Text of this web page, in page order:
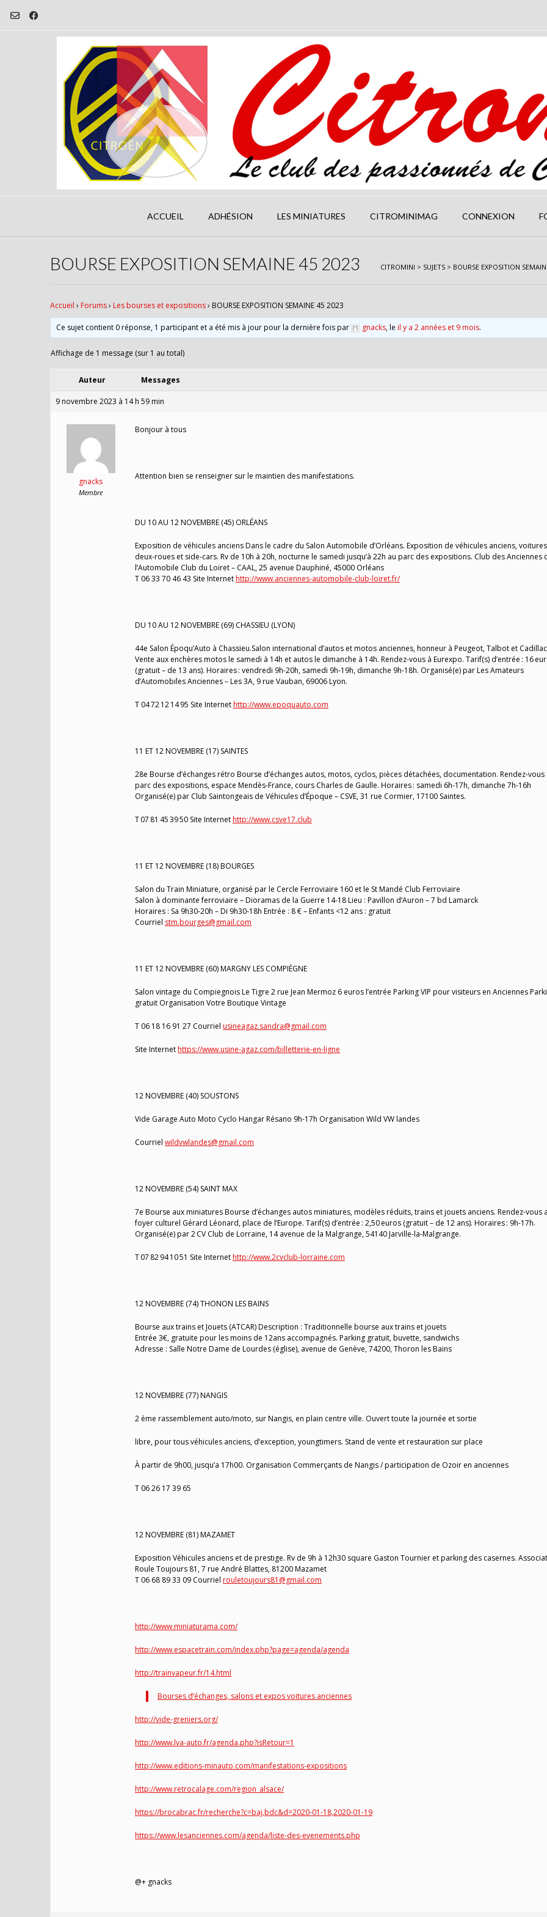
ACCUEIL ADHÉSION LES MINIATURES CITROMINIMAG CONNEXION
BOURSE EXPOSITION SEMAINE 45 2023 CITROMINI > SUJETS > BOURSE EXPOSITION
Accueil › Forums› Les bourses et expositions› BOURSE EXPOSITION SEMAINE 45 2023
Ce sujet contient 0 réponse, 1 participant et a été mis à jour pour la dernière fois par gnacks, leil y a 2 années et 9 mois.
Affichage de 1 message (sur 1 au total)
Auteur Messages
9 novembre 2023 à 14 h 59 min
gnacks
Membre
Bonjour à tous
Attention bien se renseigner sur le maintien des manifestations.
DU 10 AU 12 NOVEMBRE (45) ORLÉANS
Exposition de véhicules anciens Dans le cadre du Salon Automobile d’Orléans. Exposition de véhicules anciens,
deux-roues et side-cars. Rv de 10h à 20h, nocturne le samedi jusqu’à 22h au parc des expositions. Club des Anciennes
l’Automobile Club du Loiret – CAAL, 25 avenue Dauphiné, 45000 Orléans
T 06 33 70 46 43 Site Internethttp://www.anciennes-automobile-club-loiret.fr/
DU 10 AU 12 NOVEMBRE (69) CHASSIEU (LYON)
44e Salon Époqu’Auto à Chassieu.Salon international d’autos et motos anciennes, honneur à Peugeot, Talbot et
Vente aux enchères motos le samedi à 14h et autos le dimanche à 14h. Rendez-vous à Eurexpo. Tarif(s) d’entrée : 16
(gratuit – de 13 ans). Horaires : vendredi 9h-20h, samedi 9h-19h, dimanche 9h-18h. Organisé(e) par Les Amateurs
d’Automobiles Anciennes – Les 3A, 9 rue Vauban, 69006 Lyon.
T 04 72 12 14 95 Site Internethttp://www.epoquauto.com
11 ET 12 NOVEMBRE (17) SAINTES
28e Bourse d’échanges rétro Bourse d’échanges autos, motos, cyclos, pièces détachées, documentation. Rendez-vous
parc des expositions, espace Mendès-France, cours Charles de Gaulle. Horaires : samedi 6h-17h, dimanche 7h-16h
Organisé(e) par Club Saintongeais de Véhicules d’Époque – CSVE, 31 rue Cormier, 17100 Saintes.
T 07 81 45 39 50 Site Internethttp://www.csve17.club
11 ET 12 NOVEMBRE (18) BOURGES
Salon du Train Miniature, organisé par le Cercle Ferroviaire 160 et le St Mandé Club Ferroviaire
Salon à dominante ferroviaire – Dioramas de la Guerre 14-18 Lieu : Pavillon d’Auron – 7 bd Lamarck
Horaires : Sa 9h30-20h – Di 9h30-18h Entrée : 8 € – Enfants <12 ans : gratuit
Courriel stm.bourges@gmail.com
11 ET 12 NOVEMBRE (60) MARGNY LES COMPIÈGNE
Salon vintage du Compiegnois Le Tigre 2 rue Jean Mermoz 6 euros l’entrée Parking VIP pour visiteurs en Anciennes
gratuit Organisation Votre Boutique Vintage
T 06 18 16 91 27 Courriel usineagaz.sandra@gmail.com
Site Internethttps://www.usine-agaz.com/billetterie-en-ligne
12 NOVEMBRE (40) SOUSTONS
Vide Garage Auto Moto Cyclo Hangar Résano 9h-17h Organisation Wild VW landes
Courriel wildvwlandes@gmail.com
12 NOVEMBRE (54) SAINT MAX
7e Bourse aux miniatures Bourse d’échanges autos miniatures, modèles réduits, trains et jouets anciens. Rendez-vous
foyer culturel Gérard Léonard, place de l’Europe. Tarif(s) d’entrée : 2,50 euros (gratuit – de 12 ans). Horaires : 9h-17h.
Organisé(e) par 2 CV Club de Lorraine, 14 avenue de la Malgrange, 54140 Jarville-la-Malgrange.
T 07 82 94 10 51 Site Internethttp://www.2cvclub-lorraine.com
12 NOVEMBRE (74) THONON LES BAINS
Bourse aux trains et Jouets (ATCAR) Description : Traditionnelle bourse aux trains et jouets
Entrée 3€, gratuite pour les moins de 12ans accompagnés. Parking gratuit, buvette, sandwichs
Adresse : Salle Notre Dame de Lourdes (église), avenue de Genève, 74200, Thoron les Bains
12 NOVEMBRE (77) NANGIS
2 ème rassemblement auto/moto, sur Nangis, en plain centre ville. Ouvert toute la journée et sortie
libre, pour tous véhicules anciens, d’exception, youngtimers. Stand de vente et restauration sur place
À partir de 9h00, jusqu’a 17h00. Organisation Commerçants de Nangis / participation de Ozoir en anciennes
T 06 26 17 39 65
12 NOVEMBRE (81) MAZAMET
Exposition Véhicules anciens et de prestige. Rv de 9h à 12h30 square Gaston Tournier et parking des casernes.
Roule Toujours 81, 7 rue André Blattes, 81200 Mazamet
T 06 68 89 33 09 Courriel rouletoujours81@gmail.com
http://www.miniaturama.com/
http://www.espacetrain.com/index.php?page=agenda/agenda
http://trainvapeur.fr/14.html
Bourses d’échanges, salons et expos voitures anciennes
http://vide-greniers.org/
http://www.lva-auto.fr/agenda.php?isRetour=1
http://www.editions-minauto.com/manifestations-expositions
http://www.retrocalage.com/region_alsace/
https://brocabrac.fr/recherche?c=baj,bdc&d=2020-01-18,2020-01-19
https://www.lesanciennes.com/agenda/liste-des-evenements.php
@+ gnacks